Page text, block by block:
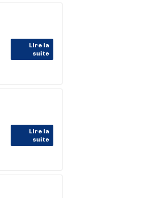
Lire la
suite
Lire la
suite